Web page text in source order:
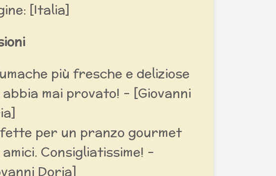
[Italia]
più fresche e deliziose
abbia mai provato! - [Giovanni
per un pranzo gourmet
Consigliatissime! -
Doria]